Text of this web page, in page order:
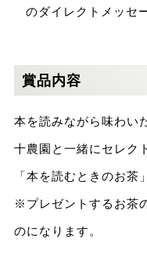
のダイレクトメッセ
賞品内容
本を読みながら味わい
十農園と一緒にセレク
「本を読むときのお茶
※プレゼントするお茶
のになります。